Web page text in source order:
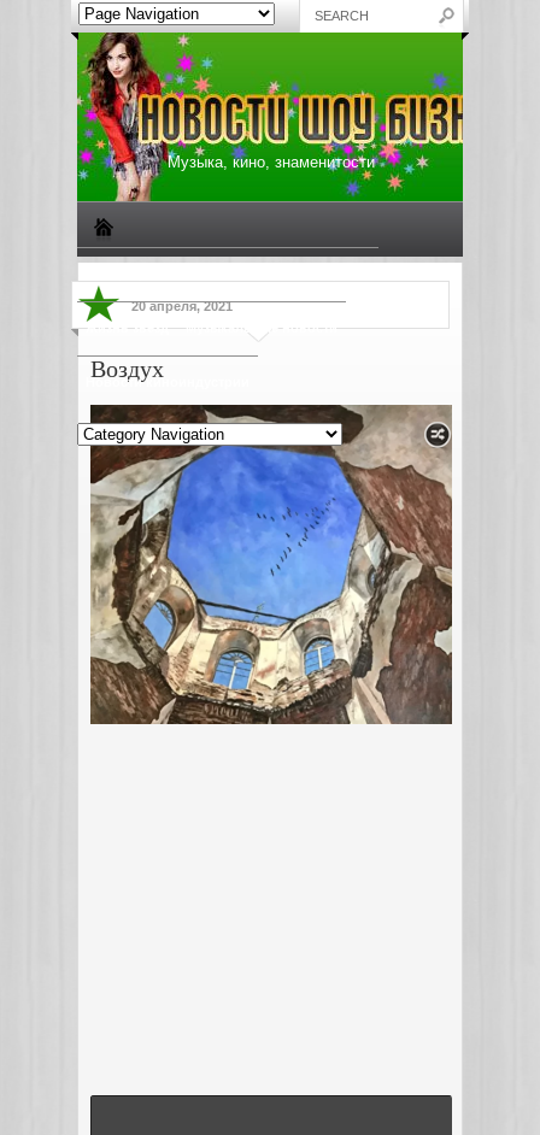
Музыка, кино, знаменитости
Жизнь звезд Музыкальные новости
Новости киноиндустрии
20 апреля, 2021
Воздух